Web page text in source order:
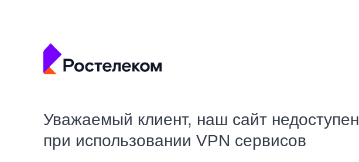
Уважаемый клиент, наш сайт недоступен
при использовании VPN сервисов